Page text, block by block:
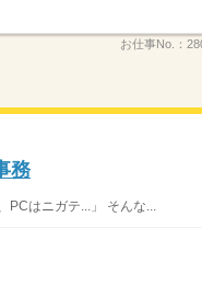
お仕事No.：
務
PCはニガテ...」 そんな...